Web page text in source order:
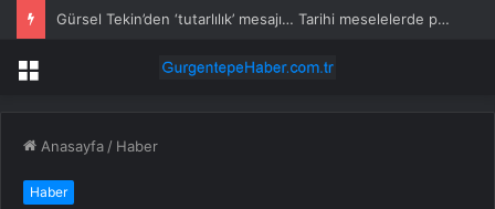
Gürsel Tekin’den ‘tutarlılık’ mesajı… Tarihi meselelerde pusula net olmalı
Menü
Anasayfa / Haber
Haber